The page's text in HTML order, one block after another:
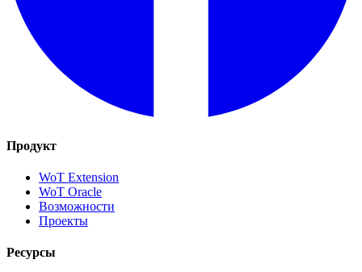
Продукт
WoT Extension
WoT Oracle
Возможности
Проекты
Ресурсы